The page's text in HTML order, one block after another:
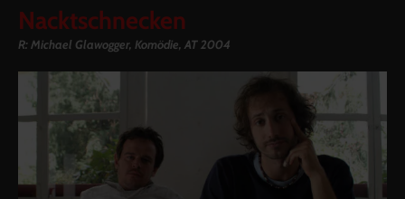
Nacktschnecken
R: Michael Glawogger, Komödie, AT 2004